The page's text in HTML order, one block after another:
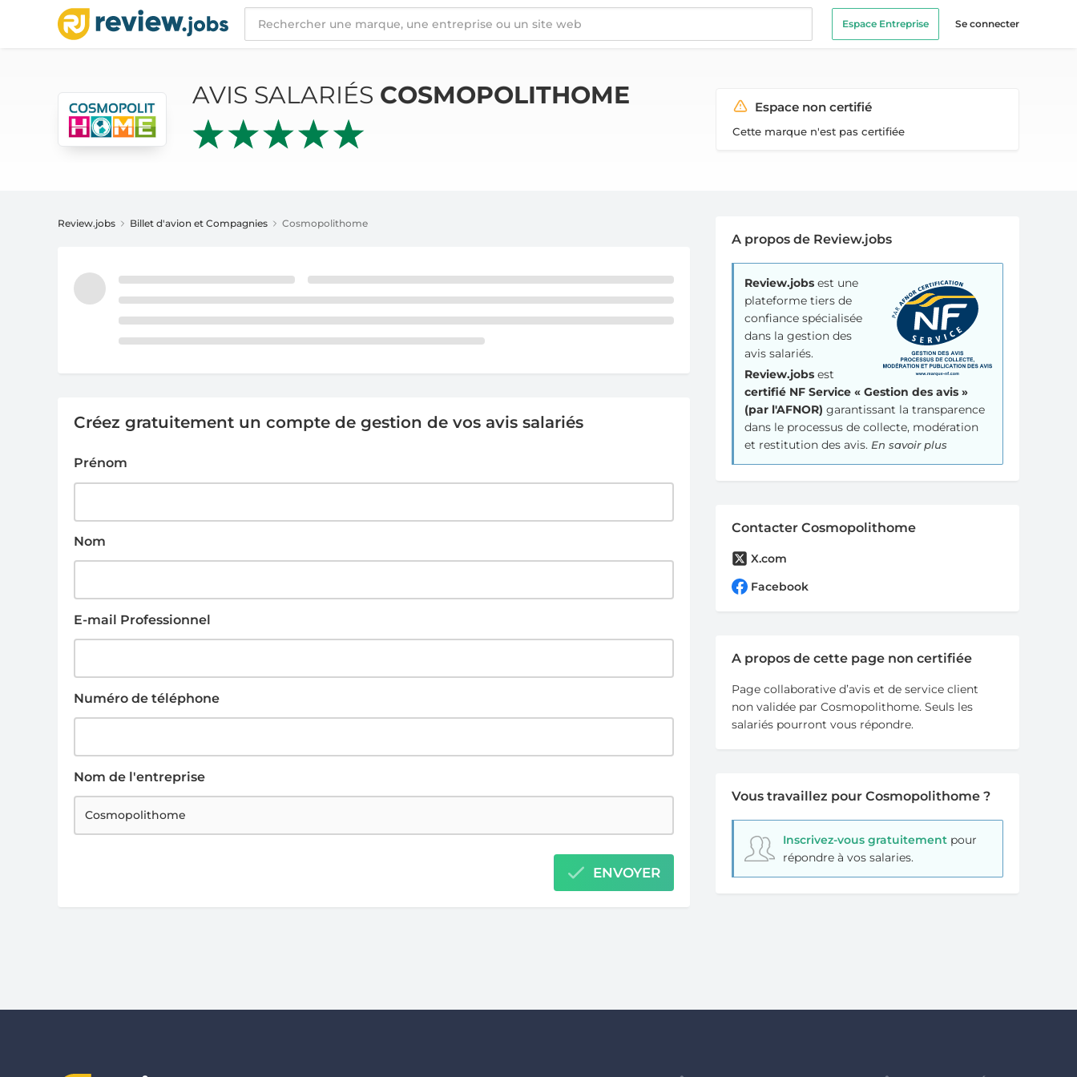
Espace Entreprise Se connecter
AVIS SALARIÉSCOSMOPOLITHOME
AVIS SALARIÉS COSMOPOLITHOME Espace non certifié
Cette marque n'est pas certifiée
Review.jobs Billet d'avion et Compagnies Cosmopolithome
Créez gratuitement un compte de gestion de vos avis salariés
Prénom
Nom
E-mail Professionnel
Numéro de téléphone
Nom de l'entreprise
ENVOYER
A propos de Review.jobs
Review.jobs est une
plateforme tiers de
confiance spécialisée
dans la gestion des
avis salariés.
Review.jobs est
certifié NF Service « Gestion des avis »
(par l'AFNOR) garantissant la transparence
dans le processus de collecte, modération
et restitution des avis.En savoir plus
Contacter Cosmopolithome
X.com
Facebook
A propos de cette page non certifiée
Page collaborative d’avis et de service client
non validée par Cosmopolithome. Seuls les
salariés pourront vous répondre.
Vous travaillez pour Cosmopolithome ?
Inscrivez-vous gratuitementpour
répondre à vos salaries.